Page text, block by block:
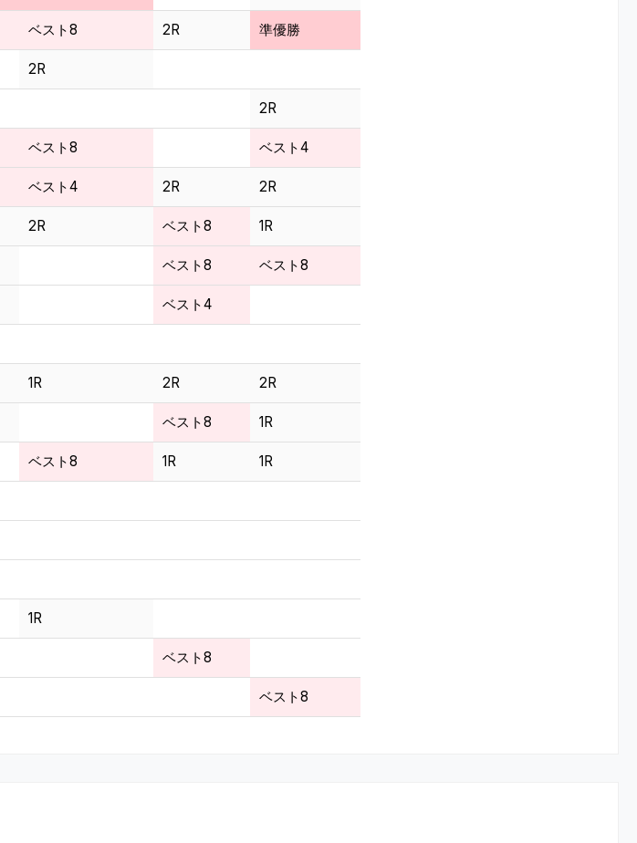
ベスト8 2R 準優勝
2R
2R
ベスト8 ベスト4
ベスト4 2R 2R
2R ベスト8 1R
ベスト8 ベスト8
ベスト4
1R 2R 2R
ベスト8 1R
ベスト8 1R 1R
1R
ベスト8
ベスト8